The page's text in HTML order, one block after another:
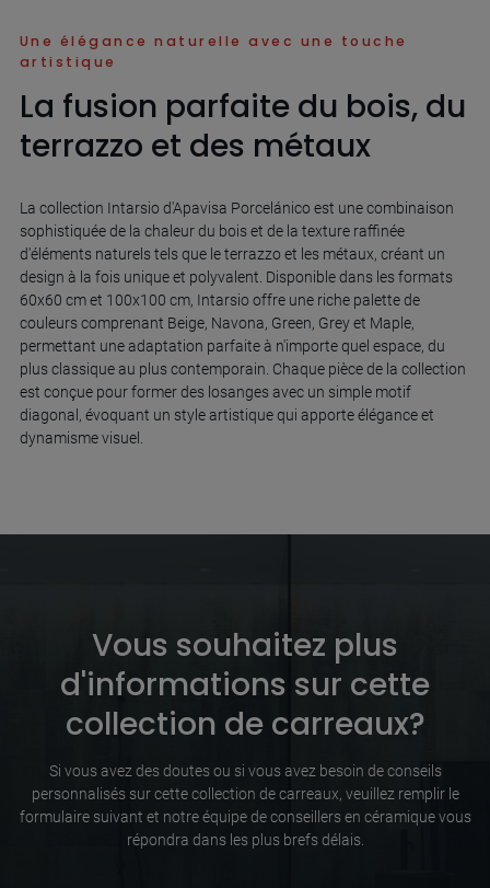
Une élégance naturelle avec une touche
artistique
La fusion parfaite du bois, du
terrazzo et des métaux
La collection Intarsio d'Apavisa Porcelánico est une combinaison
sophistiquée de la chaleur du bois et de la texture raffinée
d'éléments naturels tels que le terrazzo et les métaux, créant un
design à la fois unique et polyvalent. Disponible dans les formats
60x60 cm et 100x100 cm, Intarsio offre une riche palette de
couleurs comprenant Beige, Navona, Green, Grey et Maple,
permettant une adaptation parfaite à n'importe quel espace, du
plus classique au plus contemporain. Chaque pièce de la collection
est conçue pour former des losanges avec un simple motif
diagonal, évoquant un style artistique qui apporte élégance et
dynamisme visuel.
Vous souhaitez plus
d'informations sur cette
collection de carreaux?
Si vous avez des doutes ou si vous avez besoin de conseils
personnalisés sur cette collection de carreaux, veuillez remplir le
formulaire suivant et notre équipe de conseillers en céramique vous
répondra dans les plus brefs délais.